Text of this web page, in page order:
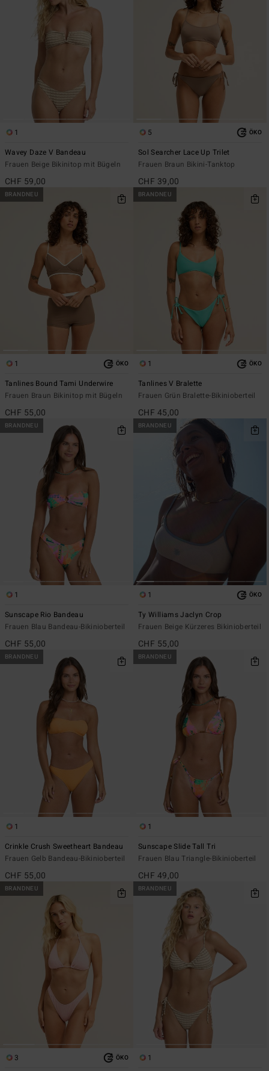
1
Wavey Daze V Bandeau
Frauen Beige Bikinitop mit Bügeln
CHF 59,00
5 ÖKO
Sol Searcher Lace Up Trilet
Frauen Braun Bikini-Tanktop
CHF 39,00
BRANDNEU
1 ÖKO
Tanlines Bound Tami Underwire
Frauen Braun Bikinitop mit Bügeln
CHF 55,00
BRANDNEU
1 ÖKO
Tanlines V Bralette
Frauen Grün Bralette-Bikinioberteil
CHF 45,00
BRANDNEU
1
Sunscape Rio Bandeau
Frauen Blau Bandeau-Bikinioberteil
CHF 55,00
BRANDNEU
1 ÖKO
Ty Williams Jaclyn Crop
Frauen Beige Kürzeres Bikinioberteil
CHF 55,00
BRANDNEU
1
Crinkle Crush Sweetheart Bandeau
Frauen Gelb Bandeau-Bikinioberteil
CHF 55,00
BRANDNEU
1
Sunscape Slide Tall Tri
Frauen Blau Triangle-Bikinioberteil
CHF 49,00
BRANDNEU
3 ÖKO
BRANDNEU
1